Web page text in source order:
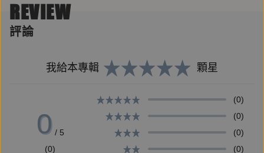
在不想理你……」
當你不忍見孩子有煩惱，認真給她建議，她卻回：「每
你是否也察覺到了？你以為在溝通，他卻只感受到你的
緊張與擔憂，以及「又來了」的說服、命令和大道理。
REVIEW
評論
我給本專輯 顆星
0 / 5
(0)
(0)
(0)
(0)
(0)